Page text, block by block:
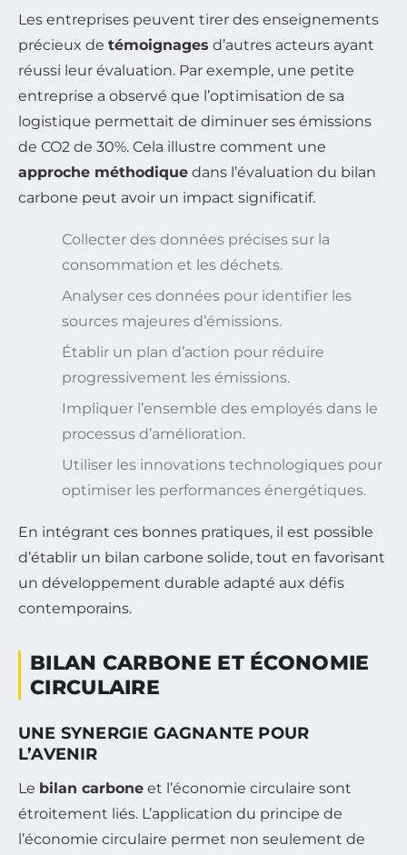
Les entreprises peuvent tirer des enseignements
précieux de témoignages d’autres acteurs ayant
réussi leur évaluation. Par exemple, une petite
entreprise a observé que l’optimisation de sa
logistique permettait de diminuer ses émissions
de CO2 de 30%. Cela illustre comment une
approche méthodique dans l’évaluation du bilan
carbone peut avoir un impact significatif.
Collecter des données précises sur la
consommation et les déchets.
Analyser ces données pour identifier les
sources majeures d’émissions.
Établir un plan d’action pour réduire
progressivement les émissions.
Impliquer l’ensemble des employés dans le
processus d’amélioration.
Utiliser les innovations technologiques pour
optimiser les performances énergétiques.
En intégrant ces bonnes pratiques, il est possible
d’établir un bilan carbone solide, tout en favorisant
un développement durable adapté aux défis
contemporains.
BILAN CARBONE ET ÉCONOMIE
CIRCULAIRE
UNE SYNERGIE GAGNANTE POUR
L’AVENIR
Le bilan carbone et l’économie circulaire sont
étroitement liés. L’application du principe de
l’économie circulaire permet non seulement de